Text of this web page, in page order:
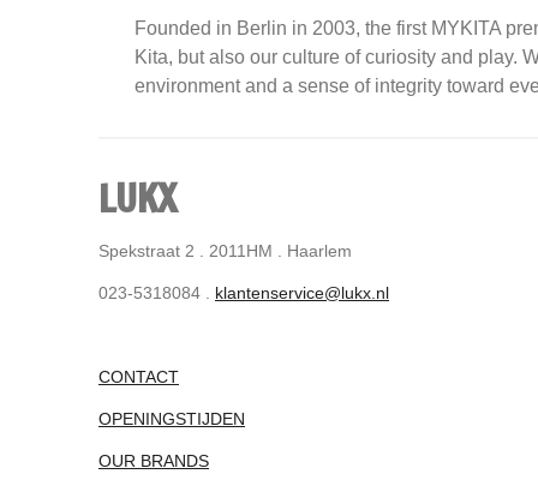
Founded in Berlin in 2003, the first MYKITA
Kita, but also our culture of curiosity and play.
environment and a sense of integrity toward
LUKX
Spekstraat 2 . 2011HM . Haarlem
023-5318084 . klantenservice@lukx.nl
CONTACT
OPENINGSTIJDEN
OUR BRANDS